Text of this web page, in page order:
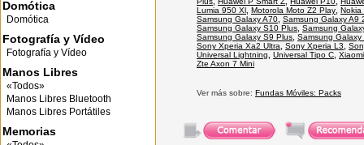
Domótica
Domótica
Fotografía y Vídeo
Fotografía y Vídeo
Manos Libres
«Todos»
Manos Libres Bluetooth
Manos Libres Portátiles
Memorias
Lumia 950 Xl Motorola Moto Z2 Play Nokia
Samsung Galaxy A70 Samsung Galaxy A9
Samsung Galaxy S10 Plus Samsung
Samsung Galaxy S9 Plus Samsung
Sony Xperia Xa2 Ultra
Sony Xperia L3
Universal Lightning
Universal Tipo C
Zte Axon 7 Mini
Ver más sobre: Fundas Móviles: Packs